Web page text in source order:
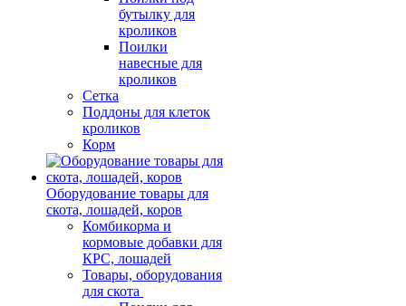
бутылку для
кроликов
Поилки
навесные для
кроликов
Сетка
Поддоны для клеток
кроликов
Корм
Оборудование товары для
скота, лошадей, коров
Комбикорма и
кормовые добавки для
КРС, лошадей
Товары, оборудования
для скота